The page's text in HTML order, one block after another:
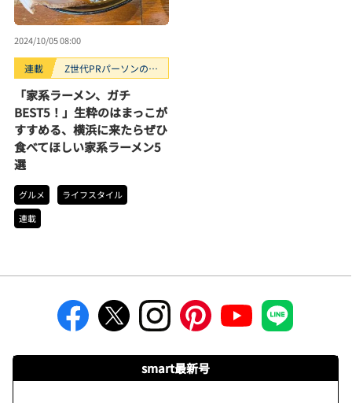
2024/10/05 08:00
連載
Z世代PRパーソンのキ
「家系ラーメン、ガチ
BEST5！」生粋のはまっこが
すすめる、横浜に来たらぜひ
食べてほしい家系ラーメン5
選
グルメ
ライフスタイル
連載
smart最新号